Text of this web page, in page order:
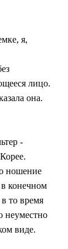
я,
лицо.
она.
-
ношение
конечном
в то время
неуместно
виде.